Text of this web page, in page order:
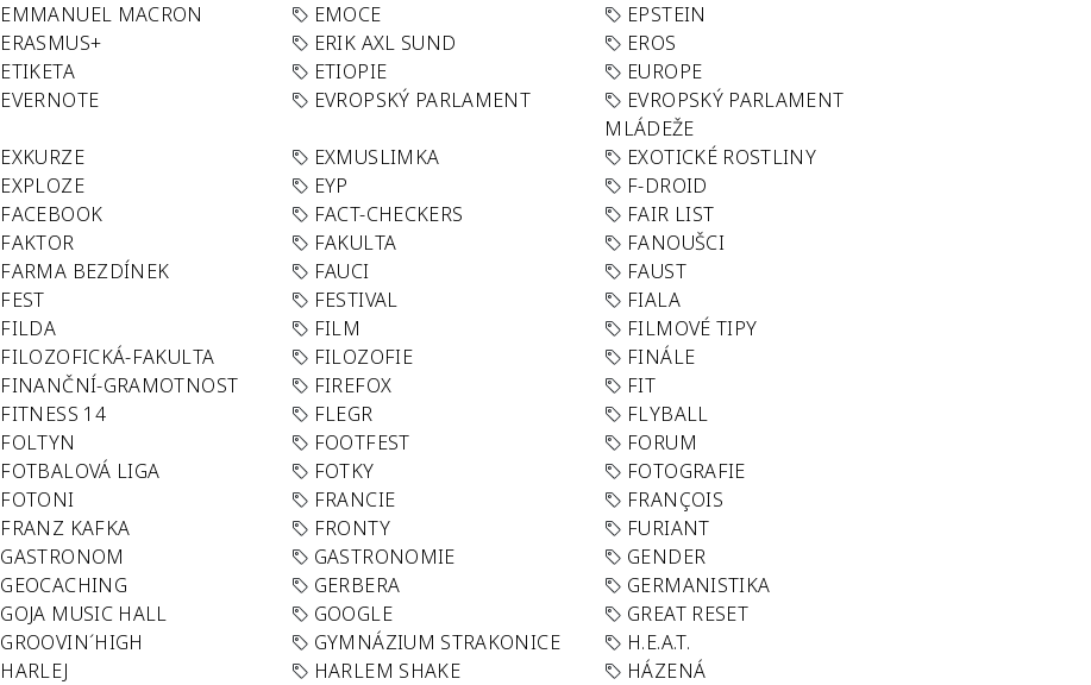
EMMANUEL MACRON EMOCE
EPSTEIN
ERASMUS+ ERIK AXL SUND
EROS
ETIKETA ETIOPIE
EUROPE
EVERNOTE EVROPSKÝ PARLAMENT
EVROPSKÝ PARLAMENT
MLÁDEŽE
EXKURZE EXMUSLIMKA
EXOTICKÉ ROSTLINY
EXPLOZE EYP
F-DROID
FACEBOOK FACT-CHECKERS
FAIR LIST
FAKTOR FAKULTA
FANOUŠCI
FARMA BEZDÍNEK FAUCI
FAUST
FEST FESTIVAL
FIALA
FILDA FILM
FILMOVÉ TIPY
FILOZOFICKÁ-FAKULTA FILOZOFIE
FINÁLE
FINANČNÍ-GRAMOTNOST FIREFOX
FIT
FITNESS 14 FLEGR
FLYBALL
FOLTYN FOOTFEST
FORUM
FOTBALOVÁ LIGA FOTKY
FOTOGRAFIE
FOTONI FRANCIE
FRANÇOIS
FRANZ KAFKA FRONTY
FURIANT
GASTRONOM GASTRONOMIE
GENDER
GEOCACHING GERBERA
GERMANISTIKA
GOJA MUSIC HALL GOOGLE
GREAT RESET
GROOVIN´HIGH GYMNÁZIUM STRAKONICE
H.E.A.T.
HARLEJ HARLEM SHAKE
HÁZENÁ